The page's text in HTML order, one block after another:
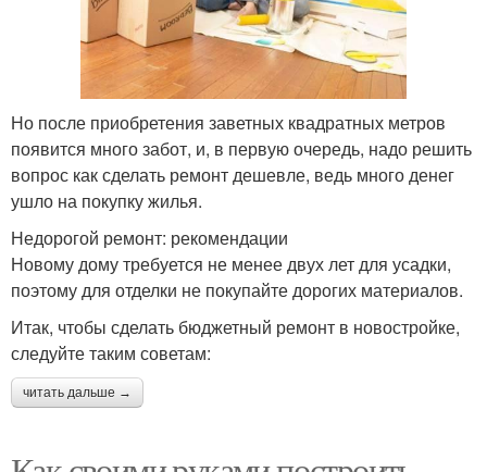
Но после приобретения заветных квадратных метров
появится много забот, и, в первую очередь, надо решить
вопрос как сделать ремонт дешевле, ведь много денег
ушло на покупку жилья.
Недорогой ремонт: рекомендации
Новому дому требуется не менее двух лет для усадки,
поэтому для отделки не покупайте дорогих материалов.
Итак, чтобы сделать бюджетный ремонт в новостройке,
следуйте таким советам:
читать дальше →